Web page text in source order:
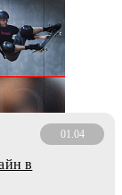
01.04
в